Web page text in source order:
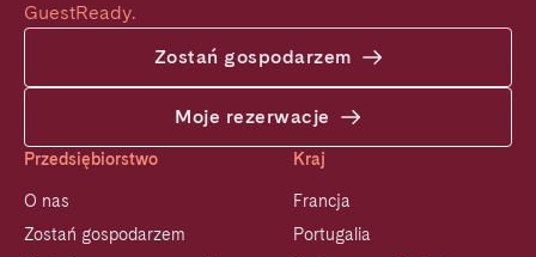
GuestReady.
Zostań gospodarzem
Moje rezerwacje
Przedsiębiorstwo
O nas
Zostań gospodarzem
Kraj
Francja
Portugalia